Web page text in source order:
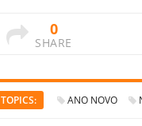
0
SHARE
TOPICS: ANO NOVO